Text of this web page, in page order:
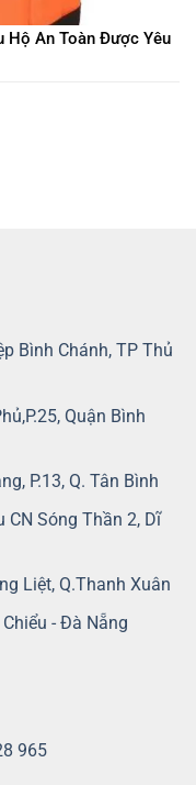
Hộ An Toàn Được Yêu
Bình Chánh, TP Thủ
Quận Bình
P.13, Q. Tân Bình
Sóng Thần 2, Dĩ
Liệt, Q.Thanh Xuân
- Đà Nẵng
965